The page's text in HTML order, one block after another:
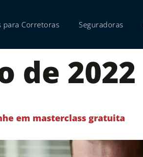
para Corretoras Seguradoras
de 2022
em masterclass gratuita